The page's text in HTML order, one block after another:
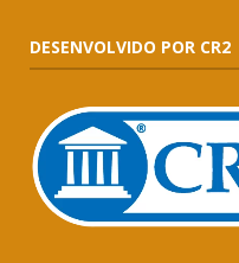
DESENVOLVIDO POR CR2